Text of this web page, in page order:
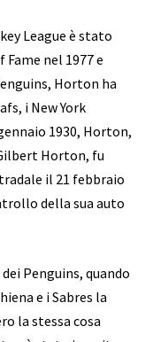
League è stato
nel 1977 e
Horton ha
i New York
1930, Horton,
Horton, fu
il 21 febbraio
della sua auto
Penguins, quando
e i Sabres la
la stessa cosa